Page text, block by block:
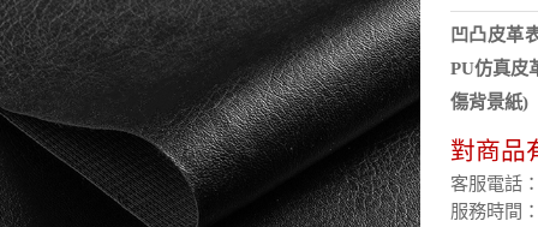
凹凸皮革
PU仿真皮
傷背景紙)
對商品
客服電話
服務時間